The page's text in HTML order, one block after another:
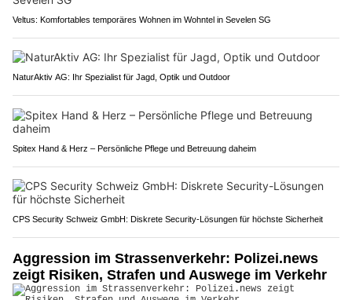
Veltus: Komfortables temporäres Wohnen im Wohntel in Sevelen SG
NaturAktiv AG: Ihr Spezialist für Jagd, Optik und Outdoor
Spitex Hand & Herz – Persönliche Pflege und Betreuung daheim
CPS Security Schweiz GmbH: Diskrete Security-Lösungen für höchste Sicherheit
Aggression im Strassenverkehr: Polizei.news
zeigt Risiken, Strafen und Auswege im Verkehr